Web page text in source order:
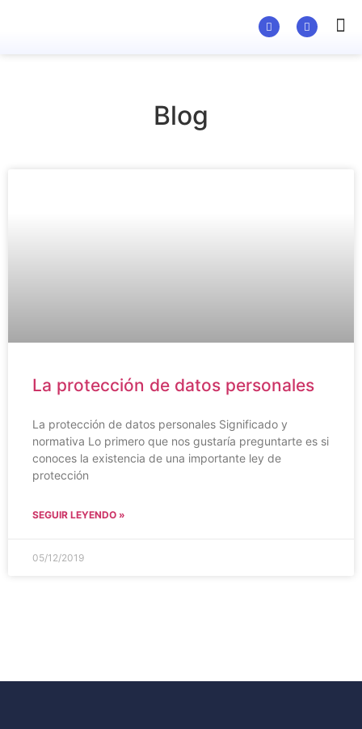
Blog
La protección de datos personales
La protección de datos personales Significado y
normativa Lo primero que nos gustaría preguntarte es si
conoces la existencia de una importante ley de
protección
SEGUIR LEYENDO »
05/12/2019